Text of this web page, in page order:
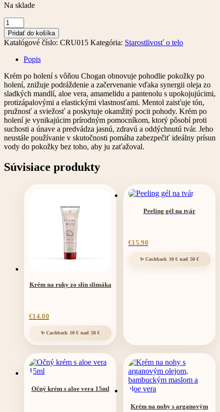
Na sklade
množstvo
Krém
po
holení
Pridať do košíka
Katalógové číslo: CRU015 Kategória: Starostlivosť o telo
Popis
Krém po holení s vôňou Chogan obnovuje pohodlie pokožky po
holení, znižuje podráždenie a začervenanie vďaka synergii oleja zo
sladkých mandlí, aloe vera, amamelidu a pantenolu s upokojujúcimi,
protizápalovými a elastickými vlastnosťami. Mentol zaisťuje tón,
pružnosť a sviežosť a poskytuje okamžitý pocit pohody. Krém po
holení je vynikajúcim prírodným pomocníkom, ktorý pôsobí proti
suchosti a únave a predvádza jasnú, zdravú a oddýchnutú tvár. Jeho
neustále používanie v skutočnosti pomáha zabezpečiť ideálny prísun
vody do pokožky bez toho, aby ju zaťažoval.
Súvisiace produkty
Krém na ruky zo slín slimáka
€14.00
Peeling gél na tvár
€15.90
Očný krém s aloe vera 15ml
Krém na nohy s arganovým